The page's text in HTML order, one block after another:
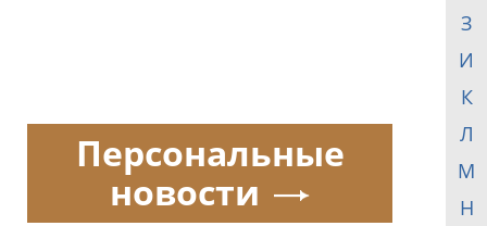
З
И
К
Л
М
Н
Персональные
новости